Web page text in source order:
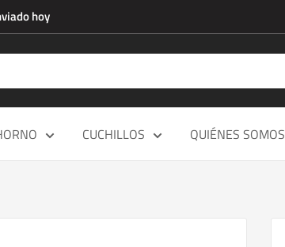
hoy
CUCHILLOS QUIÉNES SOMOS